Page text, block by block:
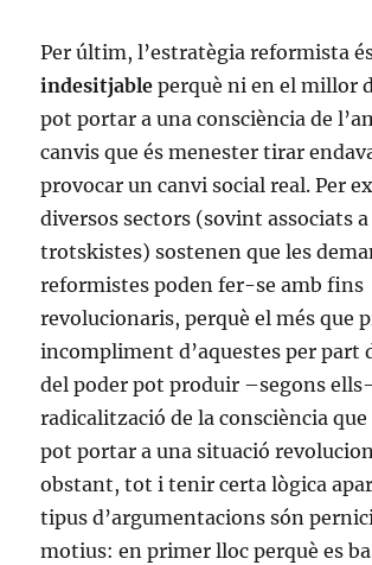
Per últim, l’estratègia reformista
indesitjable perquè ni en el millor
pot portar a una consciència de
canvis que és menester tirar
provocar un canvi social real. Per
diversos sectors (sovint associats
trotskistes) sostenen que les
reformistes poden fer-se amb fins
revolucionaris, perquè el més que
incompliment d’aquestes per part
del poder pot produir –segons
radicalització de la consciència que
pot portar a una situació
obstant, tot i tenir certa lògica
tipus d’argumentacions són
motius: en primer lloc perquè es